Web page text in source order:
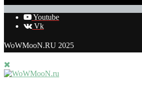
Youtube
Vk
WoWMooN.RU 2025